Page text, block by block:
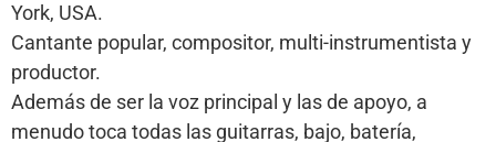
York, USA.
Cantante popular, compositor, multi-instrumentista y
productor.
Además de ser la voz principal y las de apoyo, a
menudo toca todas las guitarras, bajo, batería,